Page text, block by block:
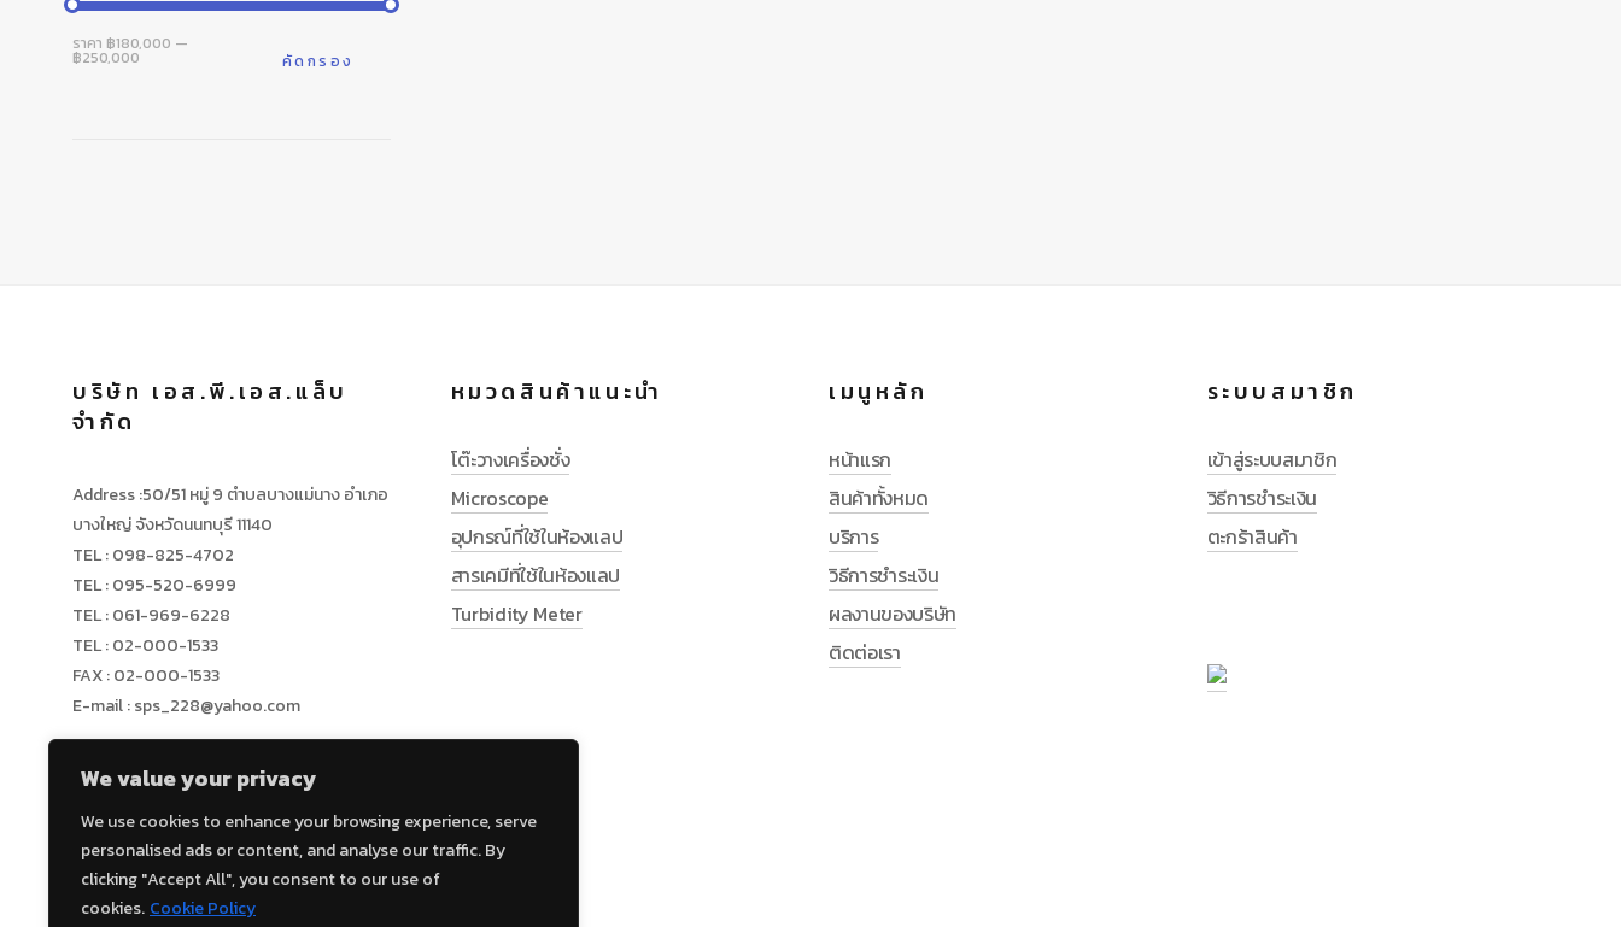
We value your privacy
We use cookies to enhance your browsing experience, serve
personalised ads or content, and analyse our traffic. By
clicking "Accept All", you consent to our use of
cookies. Cookie Policy
ราคา
ต่ำ
ราคา
สูงสุด คัดกรอง
ราคา ฿180,000 —
฿250,000
บริษัท เอส.พี.เอส.แล็บ
จำกัด
Address :50/51 หมู่ 9 ตำบลบางแม่นาง อำเภอ
บางใหญ่ จังหวัดนนทบุรี 11140
TEL : 098-825-4702
TEL : 095-520-6999
TEL : 061-969-6228
TEL : 02-000-1533
FAX : 02-000-1533
E-mail : sps_228@yahoo.com
หมวดสินค้าแนะนำ
โต๊ะวางเครื่องชั่ง
Microscope
อุปกรณ์ที่ใช้ในห้องแลป
สารเคมีที่ใช้ในห้องแลป
Turbidity Meter
เมนูหลัก
หน้าแรก
สินค้าทั้งหมด
บริการ
วิธีการชำระเงิน
ผลงานของบริษัท
ติดต่อเรา
ระบบสมาชิก
เข้าสู่ระบบสมาชิก
วิธีการชำระเงิน
ตะกร้าสินค้า